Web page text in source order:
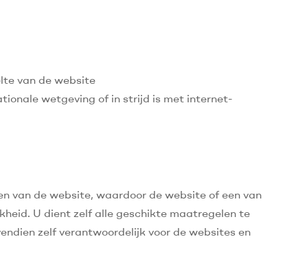
van de website
wetgeving of in strijd is met internet-
van de website, waardoor de website of een van
U dient zelf alle geschikte maatregelen te
zelf verantwoordelijk voor de websites en